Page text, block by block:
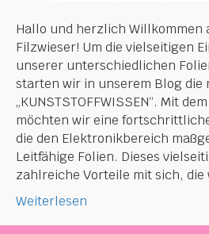
Hallo und herzlich Willkommen
Filzwieser! Um die vielseitigen
unserer unterschiedlichen
starten wir in unserem Blog die
„KUNSTSTOFFWISSEN“. Mit
möchten wir eine
die den Elektronikbereich
Leitfähige Folien. Dieses
zahlreiche Vorteile mit sich, die
Weiterlesen